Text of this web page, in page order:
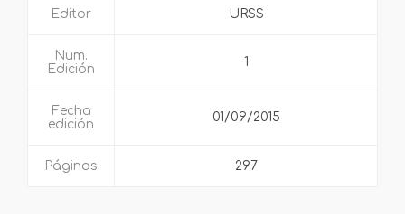
Editor URSS
Num.
Edición
1
Fecha
edición
01/09/2015
Páginas 297